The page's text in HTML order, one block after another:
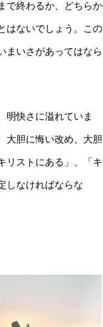
で終わるか、どちらか
はないでしょう。この
まいさがあってはなら
明快さに溢れていま
大胆に悔い改め、大胆
リストにある」、「キ
しなければならな